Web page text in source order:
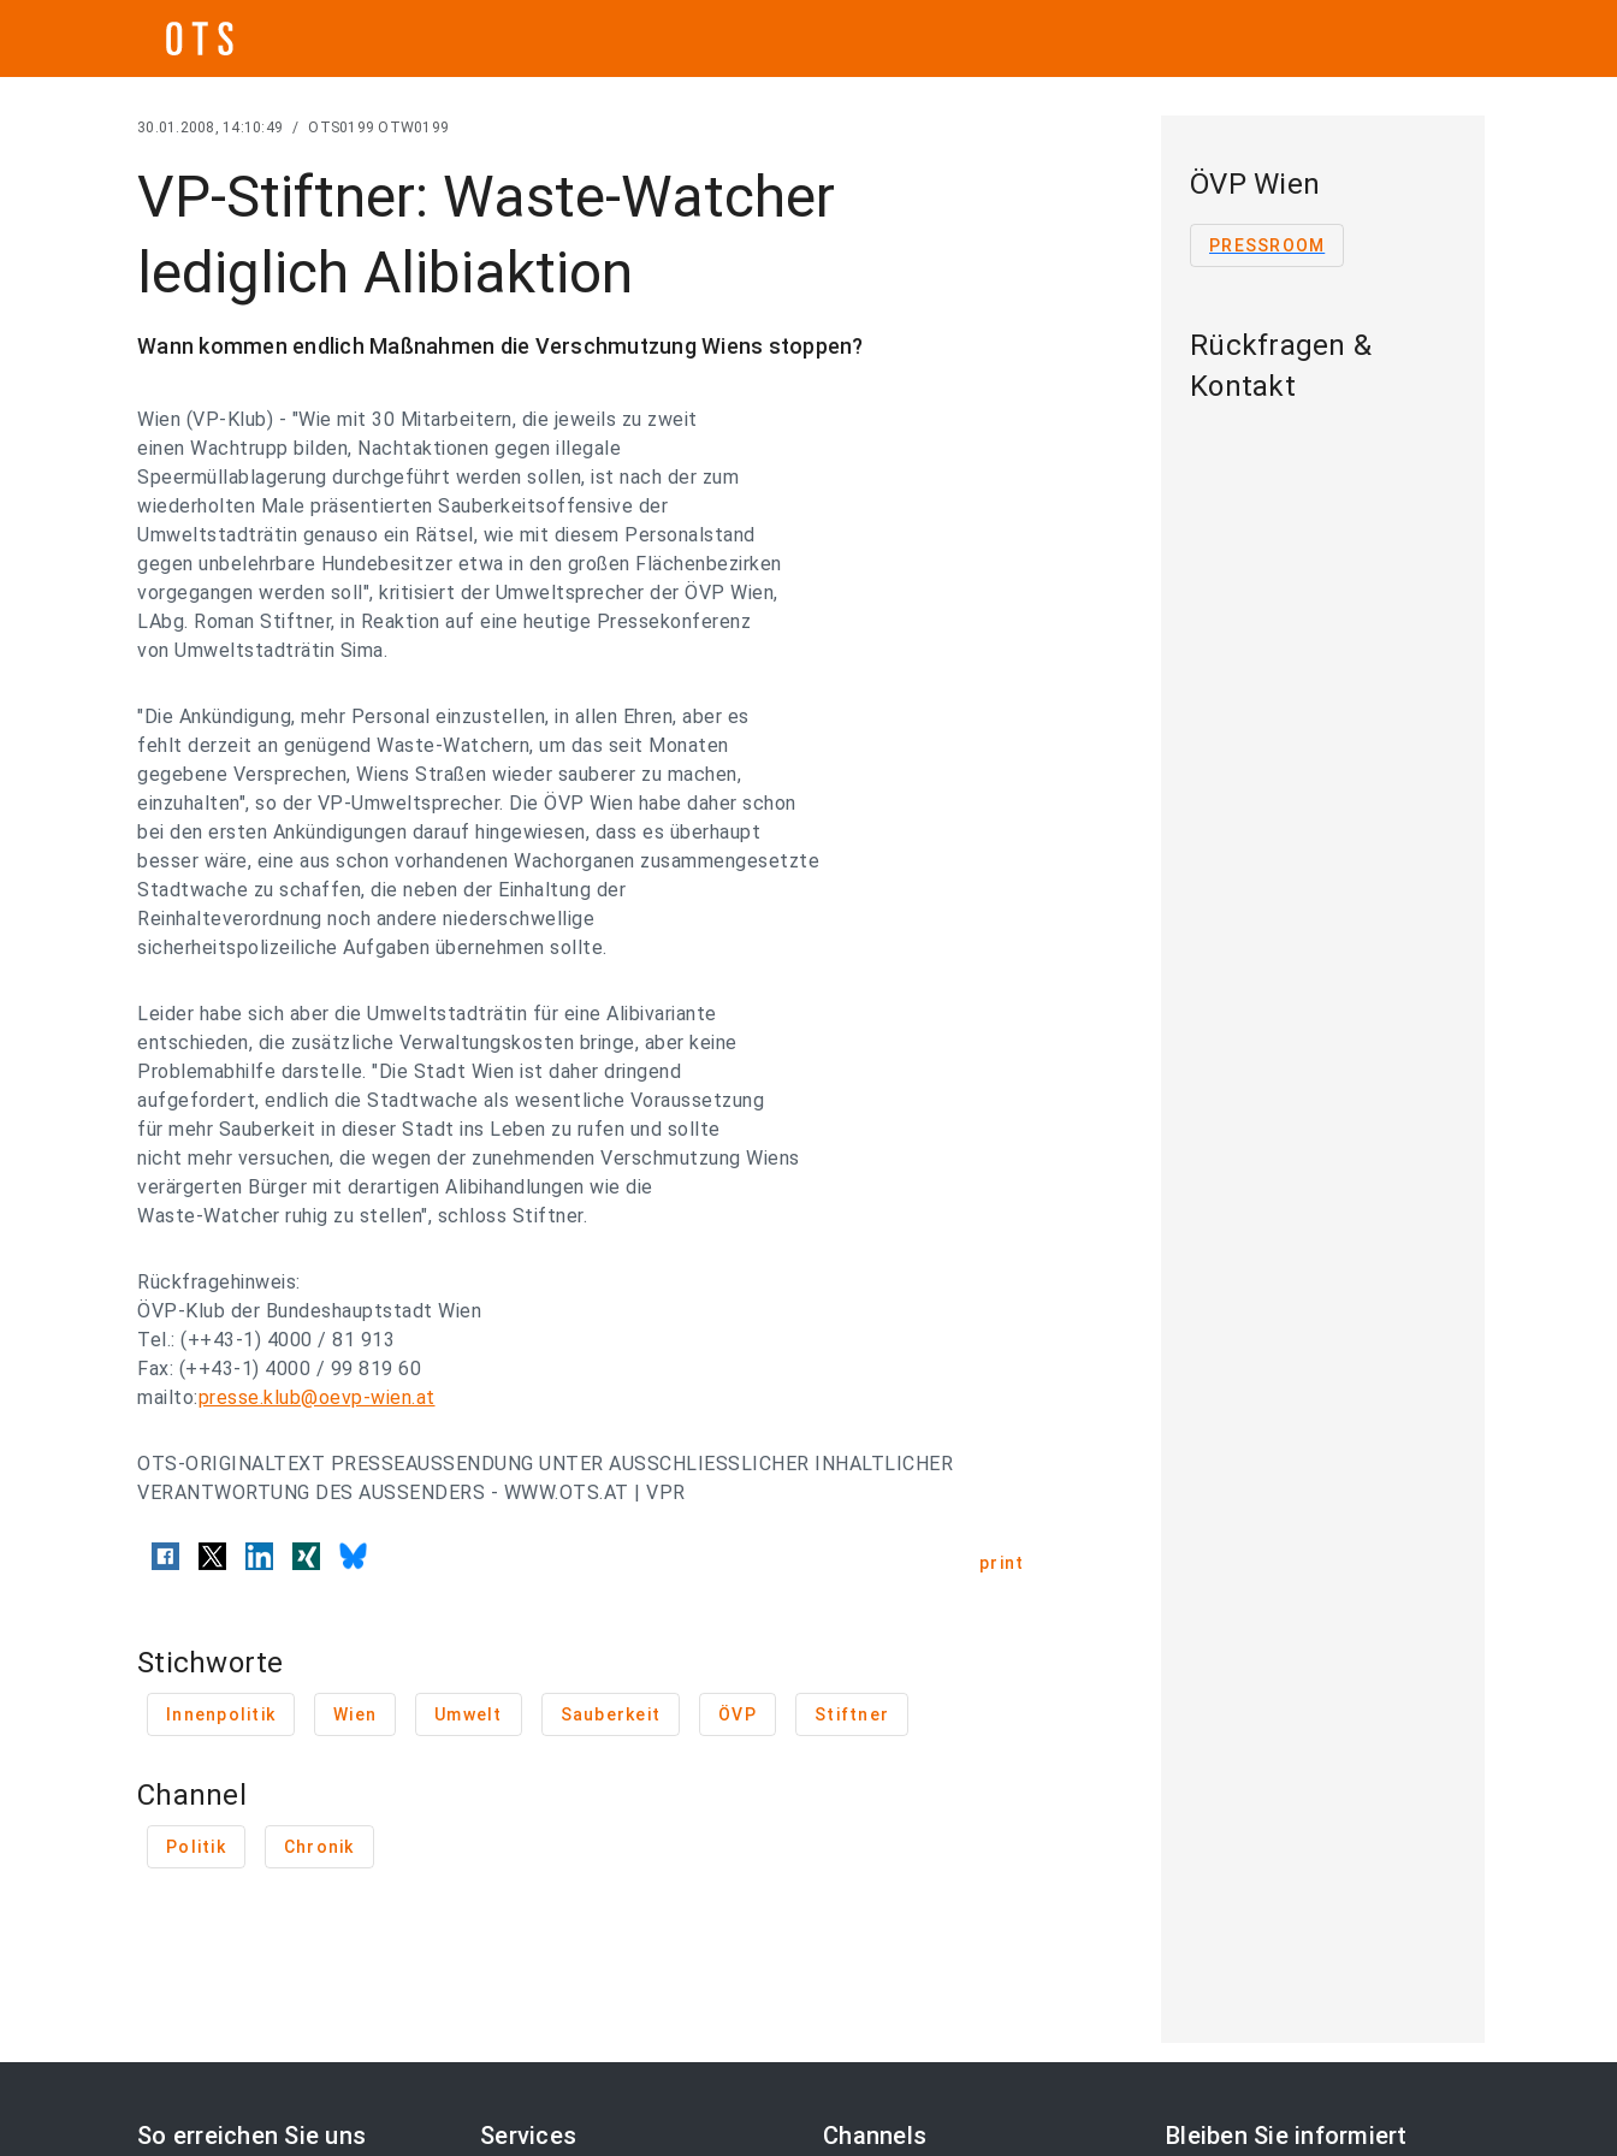
30.01.2008, 14:10:49 / OTS0199 OTW0199
VP-Stiftner: Waste-Watcher
lediglich Alibiaktion
Wann kommen endlich Maßnahmen die Verschmutzung Wiens stoppen?
Wien (VP-Klub) - "Wie mit 30 Mitarbeitern, die jeweils zu zweit
einen Wachtrupp bilden, Nachtaktionen gegen illegale
Speermüllablagerung durchgeführt werden sollen, ist nach der zum
wiederholten Male präsentierten Sauberkeitsoffensive der
Umweltstadträtin genauso ein Rätsel, wie mit diesem Personalstand
gegen unbelehrbare Hundebesitzer etwa in den großen Flächenbezirken
vorgegangen werden soll", kritisiert der Umweltsprecher der ÖVP Wien,
LAbg. Roman Stiftner, in Reaktion auf eine heutige Pressekonferenz
von Umweltstadträtin Sima.
"Die Ankündigung, mehr Personal einzustellen, in allen Ehren, aber es
fehlt derzeit an genügend Waste-Watchern, um das seit Monaten
gegebene Versprechen, Wiens Straßen wieder sauberer zu machen,
einzuhalten", so der VP-Umweltsprecher. Die ÖVP Wien habe daher schon
bei den ersten Ankündigungen darauf hingewiesen, dass es überhaupt
besser wäre, eine aus schon vorhandenen Wachorganen zusammengesetzte
Stadtwache zu schaffen, die neben der Einhaltung der
Reinhalteverordnung noch andere niederschwellige
sicherheitspolizeiliche Aufgaben übernehmen sollte.
Leider habe sich aber die Umweltstadträtin für eine Alibivariante
entschieden, die zusätzliche Verwaltungskosten bringe, aber keine
Problemabhilfe darstelle. "Die Stadt Wien ist daher dringend
aufgefordert, endlich die Stadtwache als wesentliche Voraussetzung
für mehr Sauberkeit in dieser Stadt ins Leben zu rufen und sollte
nicht mehr versuchen, die wegen der zunehmenden Verschmutzung Wiens
verärgerten Bürger mit derartigen Alibihandlungen wie die
Waste-Watcher ruhig zu stellen", schloss Stiftner.
Rückfragehinweis:
ÖVP-Klub der Bundeshauptstadt Wien
Tel.: (++43-1) 4000 / 81 913
Fax: (++43-1) 4000 / 99 819 60
mailto:presse.klub@oevp-wien.at
OTS-ORIGINALTEXT PRESSEAUSSENDUNG UNTER AUSSCHLIESSLICHER INHALTLICHER
VERANTWORTUNG DES AUSSENDERS - WWW.OTS.AT | VPR
print
Stichworte
Innenpolitik Wien Umwelt Sauberkeit ÖVP Stiftner
Channel
Politik Chronik
ÖVP Wien
PRESSROOM
Rückfragen &
Kontakt
So erreichen Sie uns Services Channels Bleiben Sie informiert